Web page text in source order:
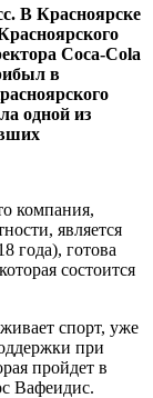
В Красноярске
Coca-Cola
в
одной из
компания,
является
года), готова
состоится
спорт, уже
при
пройдет в
Вафеидис.